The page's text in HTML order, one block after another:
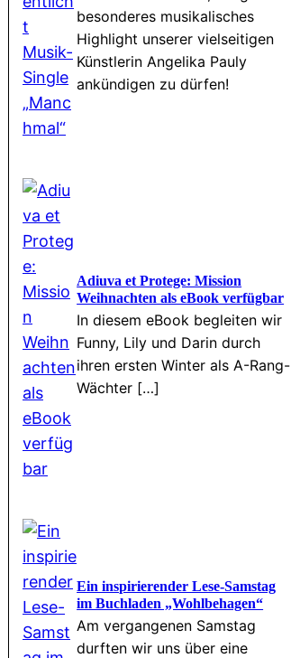
besonderes musikalisches
Highlight unserer vielseitigen
Künstlerin Angelika Pauly
ankündigen zu dürfen!
Adiuva et Protege: Mission
Weihnachten als eBook verfügbar
In diesem eBook begleiten wir
Funny, Lily und Darin durch
ihren ersten Winter als A-Rang-
Wächter […]
Ein inspirierender Lese-Samstag
im Buchladen „Wohlbehagen“
Am vergangenen Samstag
durften wir uns über eine